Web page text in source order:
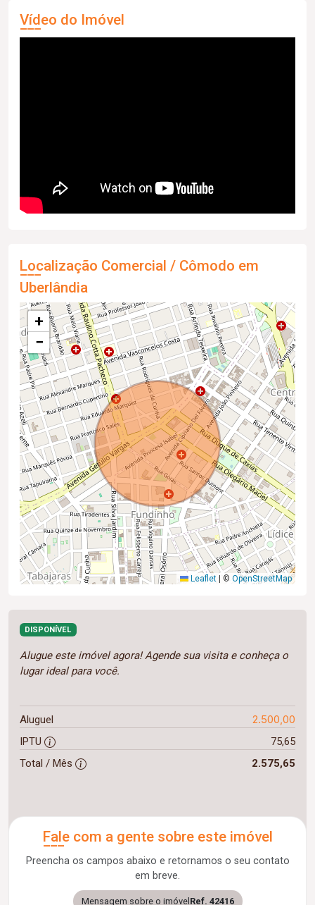
Vídeo do Imóvel
Localização Comercial / Cômodo em
Uberlândia
+
−
Leaflet | © OpenStreetMap
DISPONÍVEL
Alugue este imóvel agora! Agende sua visita e conheça o
lugar ideal para você.
Aluguel 2.500,00
IPTU
75,65
Total / Mês
2.575,65
Fale com a gente sobre este imóvel
Preencha os campos abaixo e retornamos o seu contato
em breve.
Mensagem sobre o imóvelRef. 42416